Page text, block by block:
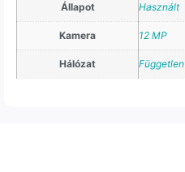
Állapot Használt
Kamera 12 MP
Hálózat Független